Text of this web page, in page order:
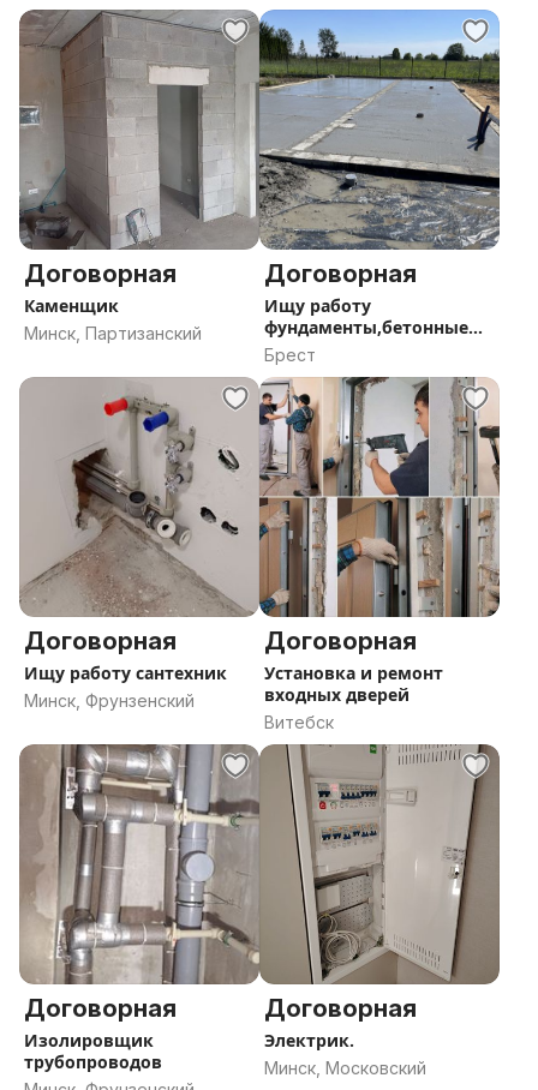
область
Договорная
Каменщик
Минск, Партизанский
Договорная
Ищу работу
фундаменты,бетонные
конструкции,стяжки
Брест
Договорная
Ищу работу сантехник
Минск, Фрунзенский
Договорная
Установка и ремонт
входных дверей
Витебск
Договорная
Изолировщик
трубопроводов
Договорная
Электрик.
Минск, Московский